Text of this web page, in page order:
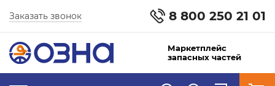
8 800 250 21 01
Заказать звонок
Маркетплейс
запасных частей